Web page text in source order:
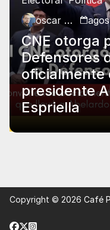
oscar charry
CNE otorga
Defensores
oficialmente
presidente
Espriella
Copyright © 2026 Café